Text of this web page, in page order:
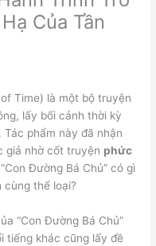
Của Tần
Time) là một bộ truyện
lấy bối cảnh thời kỳ
phẩm này đã nhận
giả nhờ cốt truyện phức
Đường Bá Chủ” có gì
thể loại?
“Con Đường Bá Chủ”
tiếng khác cũng lấy đề